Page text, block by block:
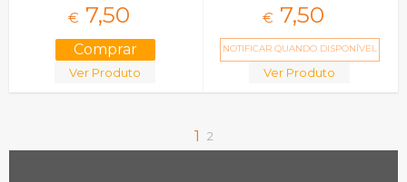
€ 7,50
Ver Produto
€ 7,50
NOTIFICAR QUANDO DISPONÍVEL
Ver Produto
1 2